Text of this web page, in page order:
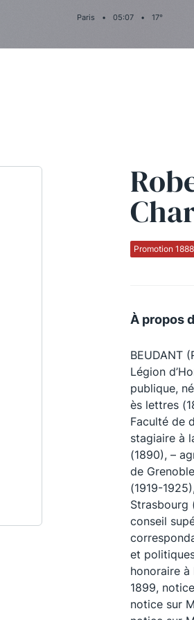
Paris • 05:07 • 17°
Promotion 1888
À propos
BEUDANT
Légion
publique,
ès lettres
Faculté de
stagiaire à
(1890), –
de
(1919-
Strasbourg
conseil
et
honoraire à
1899,
notice sur
Le Concours de la Conférence